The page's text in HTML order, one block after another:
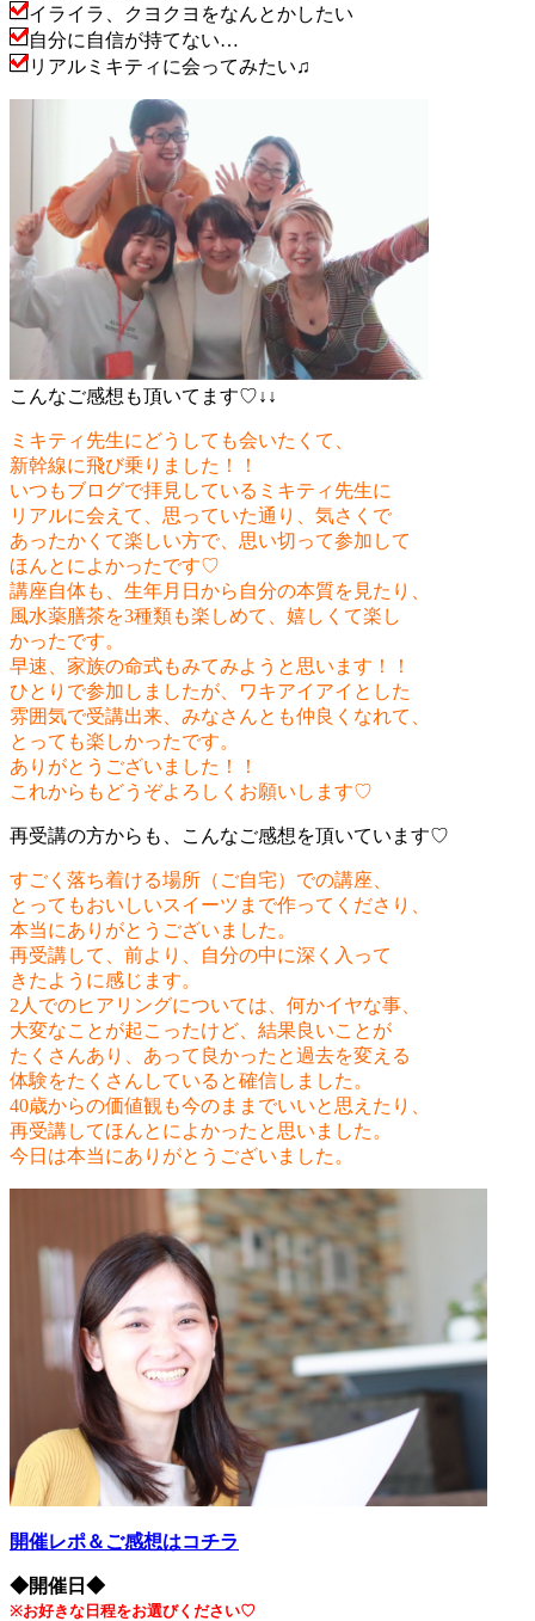
イライラ、クヨクヨをなんとかしたい
自分に自信が持てない…
リアルミキティに会ってみたい♫
こんなご感想も頂いてます♡↓↓
ミキティ先生にどうしても会いたくて、
新幹線に飛び乗りました！！
いつもブログで拝見しているミキティ先生に
リアルに会えて、思っていた通り、気さくで
あったかくて楽しい方で、思い切って参加して
ほんとによかったです♡
講座自体も、生年月日から自分の本質を見たり、
風水薬膳茶を3種類も楽しめて、嬉しくて楽し
かったです。
早速、家族の命式もみてみようと思います！！
ひとりで参加しましたが、ワキアイアイとした
雰囲気で受講出来、みなさんとも仲良くなれて、
とっても楽しかったです。
ありがとうございました！！
これからもどうぞよろしくお願いします♡
再受講の方からも、こんなご感想を頂いています♡
すごく落ち着ける場所（ご自宅）での講座、
とってもおいしいスイーツまで作ってくださり、
本当にありがとうございました。
再受講して、前より、自分の中に深く入って
きたように感じます。
2人でのヒアリングについては、何かイヤな事、
大変なことが起こったけど、結果良いことが
たくさんあり、あって良かったと過去を変える
体験をたくさんしていると確信しました。
40歳からの価値観も今のままでいいと思えたり、
再受講してほんとによかったと思いました。
今日は本当にありがとうございました。
開催レポ＆ご感想はコチラ
◆開催日◆
※お好きな日程をお選びください♡